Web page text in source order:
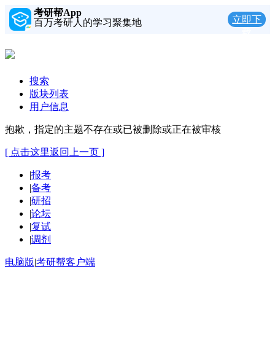
考研帮App
百万考研人的学习聚集地
立即下
搜索
版块列表
用户信息
抱歉，指定的主题不存在或已被删除或正在被审核
[ 点击这里返回上一页 ]
|报考
|备考
|研招
|论坛
|复试
|调剂
电脑版|考研帮客户端